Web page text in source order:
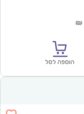
₪
הוספה לסל